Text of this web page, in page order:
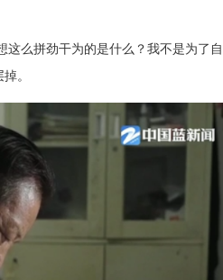
这么拼劲干为的是什么？我不是为了自
。